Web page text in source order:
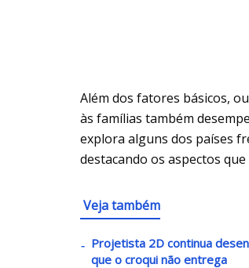
Além dos fatores básicos,
às famílias também
explora alguns dos países
destacando os aspectos
Veja também
Projetista 2D continua
que o croqui não entrega